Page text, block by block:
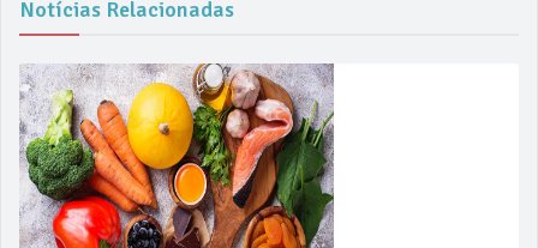
Notícias Relacionadas